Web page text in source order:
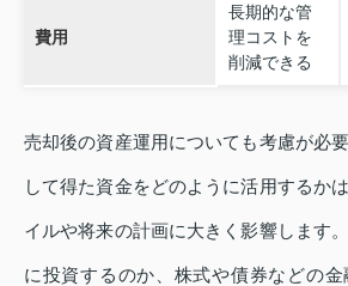
費用
長期的な管
理コストを
削減できる
売却後の資産運用についても考慮が必
して得た資金をどのように活用するか
イルや将来の計画に大きく影響します
に投資するのか、株式や債券などの